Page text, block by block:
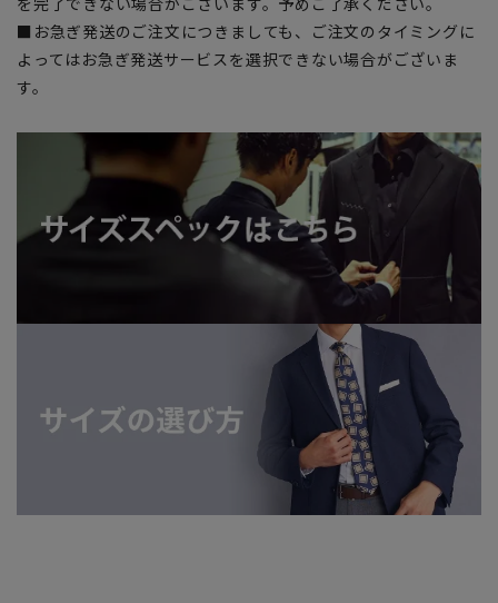
■お急ぎ発送のご注文につきましても、ご注文のタイミングに
よってはお急ぎ発送サービスを選択できない場合がございま
す。